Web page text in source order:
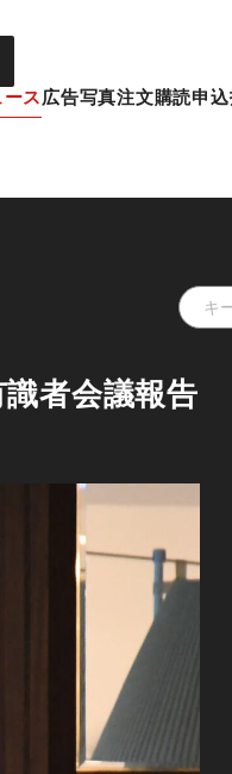
ス広告写真注文購読申込
者会議報告